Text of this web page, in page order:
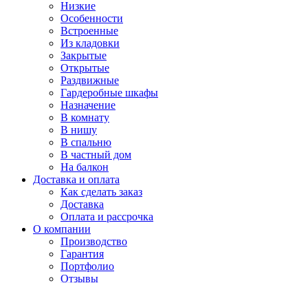
Низкие
Особенности
Встроенные
Из кладовки
Закрытые
Открытые
Раздвижные
Гардеробные шкафы
Назначение
В комнату
В нишу
В спальню
В частный дом
На балкон
Доставка и оплата
Как сделать заказ
Доставка
Оплата и рассрочка
О компании
Производство
Гарантия
Портфолио
Отзывы